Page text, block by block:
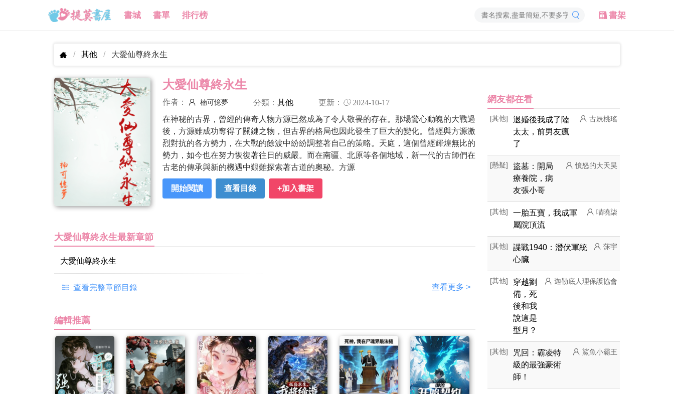
書城 書單 排行榜 書架
其他 大愛仙尊終永生
大愛仙尊終永生
作者： 楠可憶夢 分類： 其他 更新： 2024-10-17
在神秘的古界，曾經的傳奇人物方源已然成為了令人敬畏的存在。那場驚心動魄的大戰過
後，方源雖成功奪得了關鍵之物，但古界的格局也因此發生了巨大的變化。曾經與方源激
烈對抗的各方勢力，在大戰的餘波中紛紛調整著自己的策略。天庭，這個曾經輝煌無比的
勢力，如今也在努力恢復著往日的威嚴。而在南疆、北原等各個地域，新一代的古師們在
古老的傳承與新的機遇中艱難探索著古道的奧秘。方源
開始閱讀 查看目錄 +加入書架
大愛仙尊終永生最新章節
大愛仙尊終永生
查看完整章節目錄 查看更多 >
編輯推薦
網友都在看
[其他]
退婚後我成了陸
太太，前男友瘋
了
古辰桃瑤
[懸疑]
盜墓：開局
療養院，病
友張小哥
憤怒的大天昊
[其他]
一胎五寶，我成軍
屬院頂流
喵曉柒
[其他]
諜戰1940：潛伏軍統
心臟
莯宇
[其他]
穿越劉
備，死
後和我
說這是
型月？
迦勒底人理保護協會
[其他]
咒回：霸凌特
級的最強豪術
師！
鯊魚小霸王